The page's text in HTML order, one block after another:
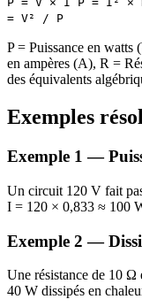
= V² / P
P = Puissance en
en ampères (A), R =
des équivalents
Exemples
Exemple 1 —
Un circuit 120 V fait
I = 120 × 0,833 ≈ 100
Exemple 2 —
Une résistance de 10 Ω
40 W dissipés en